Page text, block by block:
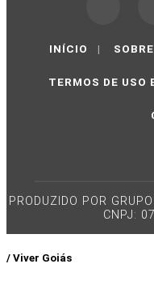
INÍCIO | SOBRE
TERMOS DE USO
PRODUZIDO POR
CNPJ:
/ Viver Goiás